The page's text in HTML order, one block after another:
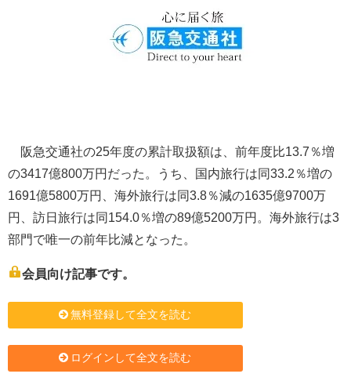
阪急交通社の25年度の累計取扱額は、前年度比13.7％増
の3417億800万円だった。うち、国内旅行は同33.2％増の
1691億5800万円、海外旅行は同3.8％減の1635億9700万
円、訪日旅行は同154.0％増の89億5200万円。海外旅行は3
部門で唯一の前年比減となった。
会員向け記事です。
無料登録して全文を読む
ログインして全文を読む